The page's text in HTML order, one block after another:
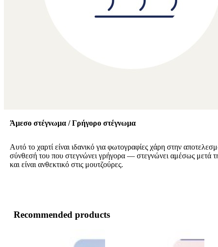
Άμεσο στέγνωμα / Γρήγορο στέγνωμα
Αυτό το χαρτί είναι ιδανικό για φωτογραφίες χάρη στην
σύνθεσή του που στεγνώνει γρήγορα — στεγνώνει αμέσως μετά
και είναι ανθεκτικό στις μουτζούρες.
Recommended products